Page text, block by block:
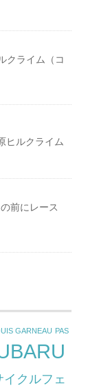
クライム（コ
ヒルクライム
前にレース
GARNEAU PAS
クルフェ